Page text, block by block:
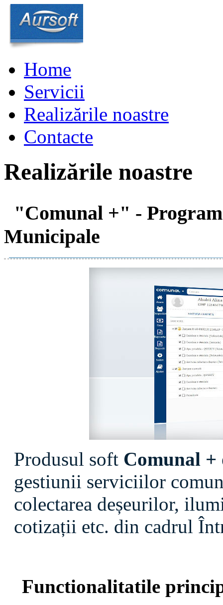
Home
Servicii
Realizările noastre
Contacte
Realizările noastre
"Comunal +" -
Municipale
Produsul soft Comunal +
gestiunii serviciilor
colectarea deșeurilor,
cotizații etc. din cadrul
Functionalitatile